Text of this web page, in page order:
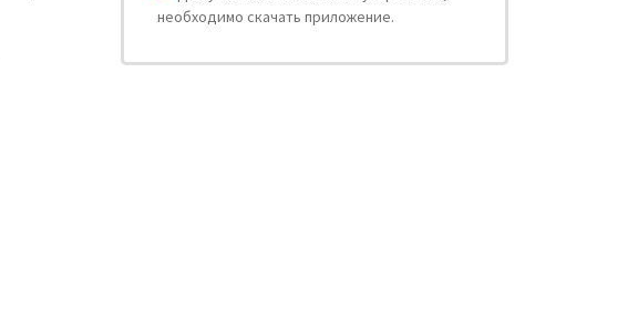
необходимо скачать приложение.